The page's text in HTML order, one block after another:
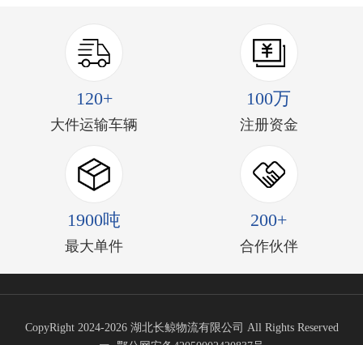
120+
大件运输车辆
100万
注册资金
1900吨
最大单件
200+
合作伙伴
CopyRight 2024-2026 湖北长鲸物流有限公司 All Rights Reserved